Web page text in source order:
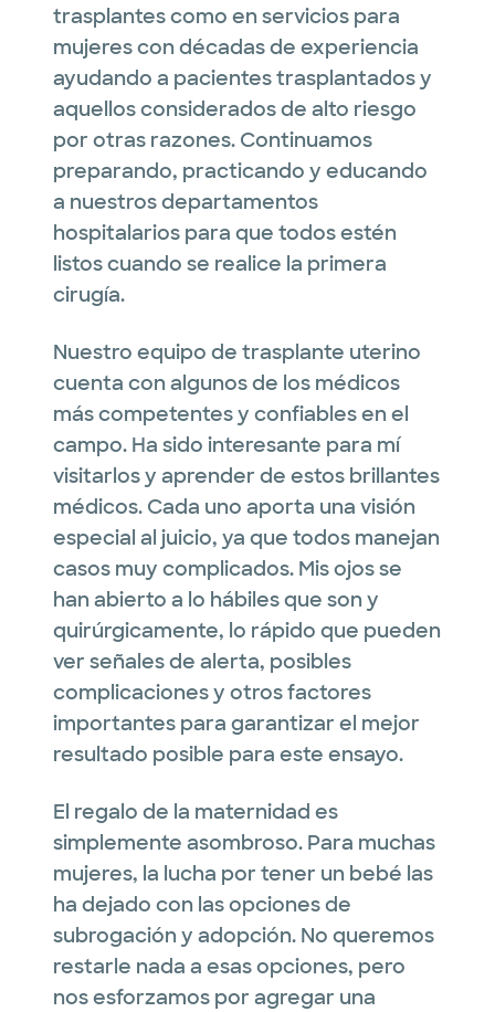
trasplantes como en servicios para
mujeres con décadas de experiencia
ayudando a pacientes trasplantados y
aquellos considerados de alto riesgo
por otras razones. Continuamos
preparando, practicando y educando
a nuestros departamentos
hospitalarios para que todos estén
listos cuando se realice la primera
cirugía.
Nuestro equipo de trasplante uterino
cuenta con algunos de los médicos
más competentes y confiables en el
campo. Ha sido interesante para mí
visitarlos y aprender de estos brillantes
médicos. Cada uno aporta una visión
especial al juicio, ya que todos manejan
casos muy complicados. Mis ojos se
han abierto a lo hábiles que son y
quirúrgicamente, lo rápido que pueden
ver señales de alerta, posibles
complicaciones y otros factores
importantes para garantizar el mejor
resultado posible para este ensayo.
El regalo de la maternidad es
simplemente asombroso. Para muchas
mujeres, la lucha por tener un bebé las
ha dejado con las opciones de
subrogación y adopción. No queremos
restarle nada a esas opciones, pero
nos esforzamos por agregar una